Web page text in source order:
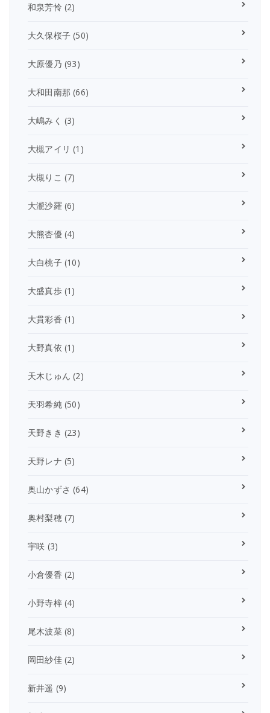
和泉芳怜 (2)
大久保桜子 (50)
大原優乃 (93)
大和田南那 (66)
大嶋みく (3)
大槻アイリ (1)
大槻りこ (7)
大瀧沙羅 (6)
大熊杏優(4)
大白桃子(10)
大盛真歩(1)
大貫彩香 (1)
大野真依 (1)
天木じゅん (2)
天羽希純(50)
天野きき (23)
天野レナ (5)
奥山かずさ (64)
奥村梨穂(7)
宇咲 (3)
小倉優香 (2)
小野寺梓(4)
尾木波菜(8)
岡田紗佳(2)
新井遥 (9)